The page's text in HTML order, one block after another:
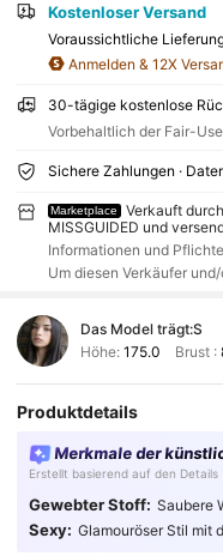
Kostenloser Versand
Voraussichtliche
Anmelden & 12X
30-tägige kostenlose
Vorbehaltlich der Fair-
Sichere Zahlungen ·
Marketplace
Verkauft
MISSGUIDED und
Informationen und
Um diesen Verkäufer
Das Model trägt:S
Höhe: 175.0 Brust :
Produktdetails
Merkmale der
Erstellt basierend auf den Details
Gewebter Stoff: Saubere
Sexy: Glamouröser Stil mit